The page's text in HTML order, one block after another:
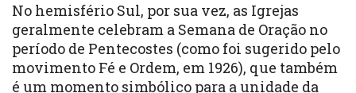
No hemisfério Sul, por sua vez, as Igrejas
geralmente celebram a Semana de Oração no
período de Pentecostes (como foi sugerido pelo
movimento Fé e Ordem, em 1926), que também
é um momento simbólico para a unidade da